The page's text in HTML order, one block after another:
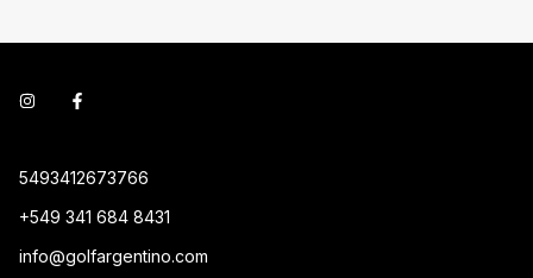
5493412673766
+549 341 684 8431
info@golfargentino.com